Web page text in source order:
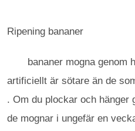
Ripening bananer
bananer mogna genom
artificiellt är sötare än de
. Om du plockar och hänger
de mognar i ungefär en